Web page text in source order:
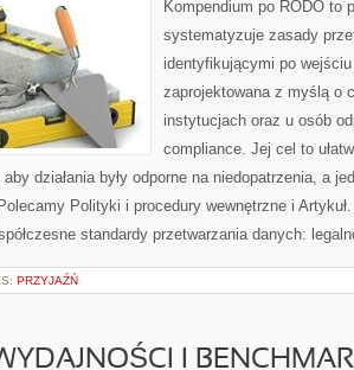
Kompendium po RODO to
systematyzuje zasady
identyfikującymi po
zaprojektowana z myślą o
instytucjach oraz u osób
compliance. Jej cel to
działania były odporne na niedopatrzenia, a
Polityki i procedury wewnętrzne i
standardy przetwarzania danych:
PRZYJAŹŃ
I